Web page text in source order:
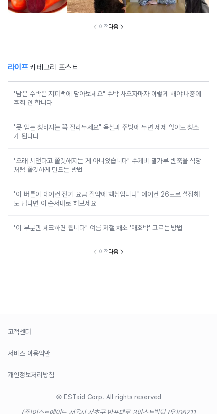
이전다음
라이프카테고리 포스트
"남은 수박은 지퍼백에 담아보세요" 수박 사오자마자 이렇게 해야 나중에
후회 안 합니다
"못 입는 청바지는 꼭 잘라두세요" 욕실과 주방에 두면 세제 없이도 청소
가 됩니다
"오래 치댄다고 쫄깃해지는 게 아니었습니다" 수제비 밀가루 반죽을 식당
처럼 쫄깃하게 만드는 방법
"이 버튼이 에어컨 전기 요금 절약에 핵심입니다" 에어컨 26도로 설정해
도 덥다면 이 순서대로 해보세요
"이 부분만 체크하면 됩니다" 여름 제철 채소 '애호박' 고르는 방법
이전다음
고객센터
서비스 이용약관
개인정보처리방침
© ESTaid Corp. All rights reserved
(주)이스트에이드 서울시 서초구 반포대로 3이스트빌딩 (우)06711